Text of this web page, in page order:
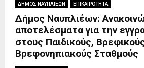
ΔΗΜΟΣ ΝΑΥΠΛΙΕΩΝ ΕΠΙΚΑΙΡΟΤΗΤΑ
Δήμος Ναυπλιέων:
αποτελέσματα για την
στους Παιδικούς,
Βρεφονηπιακούς Σταθμούς